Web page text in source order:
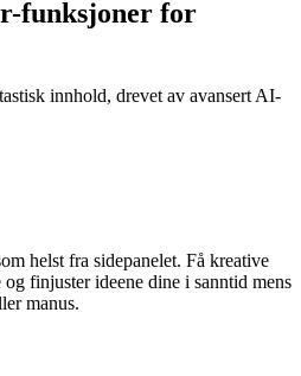
funksjoner for
innhold, drevet av avansert AI-
helst fra sidepanelet. Få kreative
finjuster ideene dine i sanntid mens
manus.